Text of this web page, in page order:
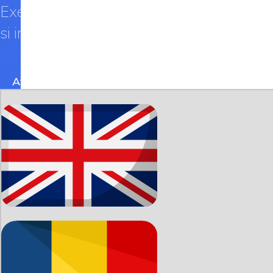
Executam lucrari complete de
si in cel rural.
Afla mai multe